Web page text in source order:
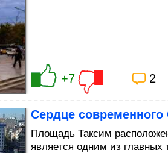
+7 2
Сердце современного
Площадь Таксим
является одним из главных